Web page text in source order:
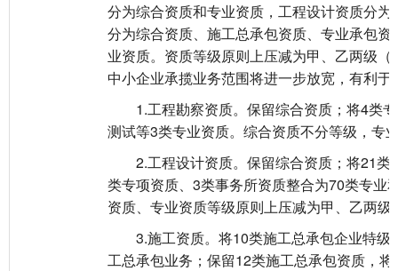
分为综合资质和专业资质，工程设计资质分
分为综合资质、施工总承包资质、专业承包
业资质。资质等级原则上压减为甲、乙两级
中小企业承揽业务范围将进一步放宽，有利
1.工程勘察资质。保留综合资质；将4类专
测试等3类专业资质。综合资质不分等级，专
2.工程设计资质。保留综合资质；将21类
类专项资质、3类事务所资质整合为70类专业
资质、专业资质等级原则上压减为甲、乙两
3.施工资质。将10类施工总承包企业特级
工总承包业务；保留12类施工总承包资质，